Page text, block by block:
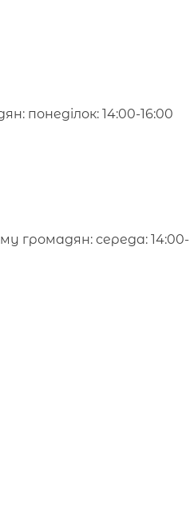
понеділок: 14:00-16:00
громадян: середа: 14:00-